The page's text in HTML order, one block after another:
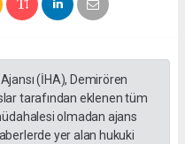
(İHA), Demirören
tarafından eklenen tüm
olmadan ajans
yer alan hukuki